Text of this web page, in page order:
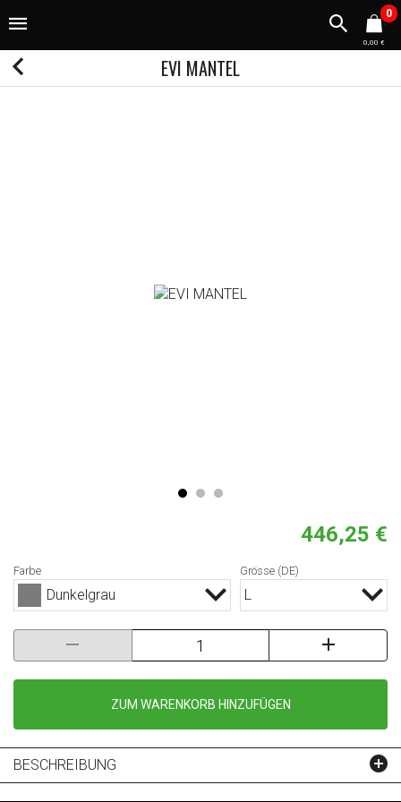
0
0,00 €
EVI MANTEL
446,25 €
Farbe
Dunkelgrau
Grösse (DE)
L
ZUM WARENKORB HINZUFÜGEN
BESCHREIBUNG